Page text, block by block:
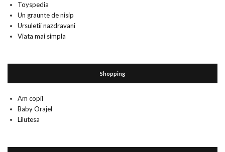
Toyspedia
Un graunte de nisip
Ursuletii nazdravani
Viata mai simpla
Shopping
Am copil
Baby Orajel
Lilutesa